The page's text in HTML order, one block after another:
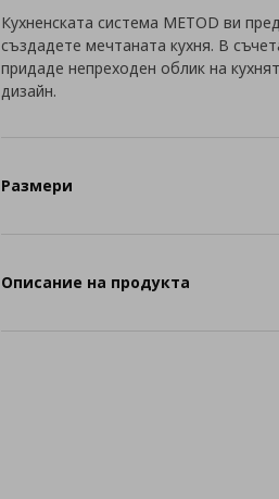
Кухненската система METOD ви
създадете мечтаната кухня. В
придаде непреходен облик на
дизайн.
Размери
Описание на продукта